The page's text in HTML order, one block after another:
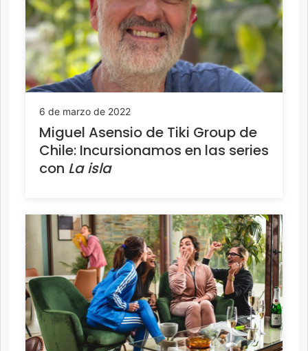
6 de marzo de 2022
Miguel Asensio de Tiki Group de
Chile: Incursionamos en las series
con La isla